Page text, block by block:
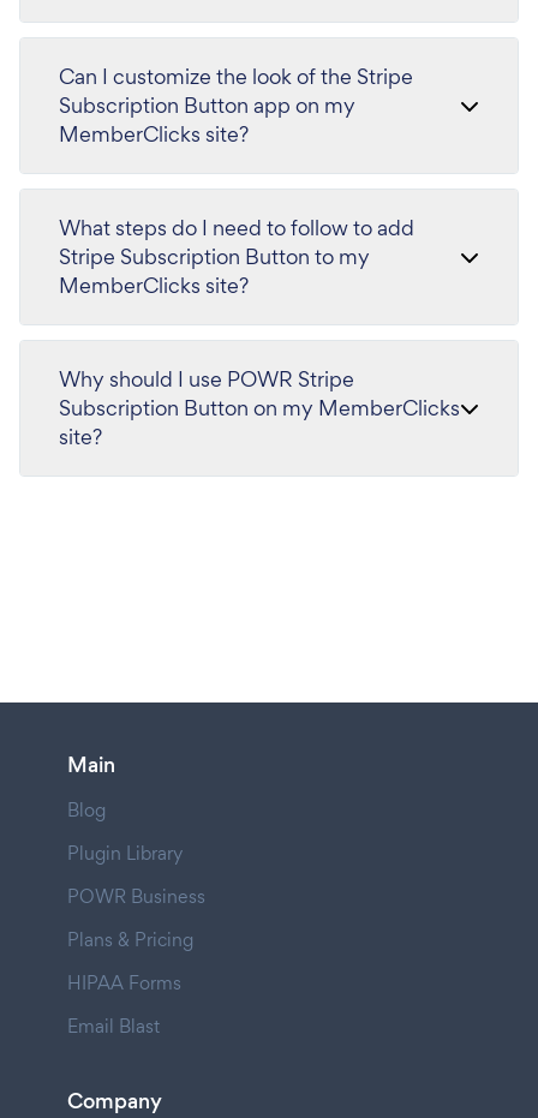
Can I customize the look of the Stripe
Subscription Button app on my
MemberClicks site?
What steps do I need to follow to add
Stripe Subscription Button to my
MemberClicks site?
Why should I use POWR Stripe
Subscription Button on my MemberClicks
site?
Main
Blog
Plugin Library
POWR Business
Plans & Pricing
HIPAA Forms
Email Blast
Company